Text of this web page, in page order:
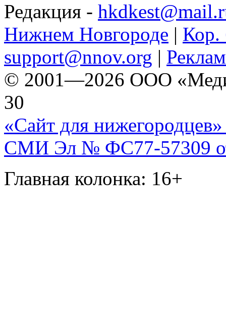
Редакция -
Нижнем Новгороде | Кор.
support@nnov.org |
© 2001—2026 ООО
30
«Сайт для нижегородцев»
СМИ Эл № ФС77-57309
Главная колонка: 16+